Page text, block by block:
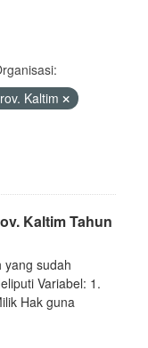
Kaltim
Kaltim Tahun
yang sudah
Variabel: 1.
Hak guna